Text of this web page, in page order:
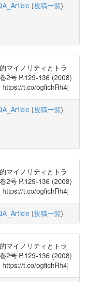
(投稿一覧)
マイノリティとトラ
2号 P.129-136 (2008)
https://t.co/ogfichRh4j
(投稿一覧)
マイノリティとトラ
2号 P.129-136 (2008)
https://t.co/ogfichRh4j
(投稿一覧)
マイノリティとトラ
2号 P.129-136 (2008)
https://t.co/ogfichRh4j